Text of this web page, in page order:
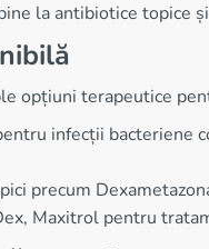
la antibiotice topice
opțiuni terapeutice
infecții bacteriene
precum
Maxitrol pentru